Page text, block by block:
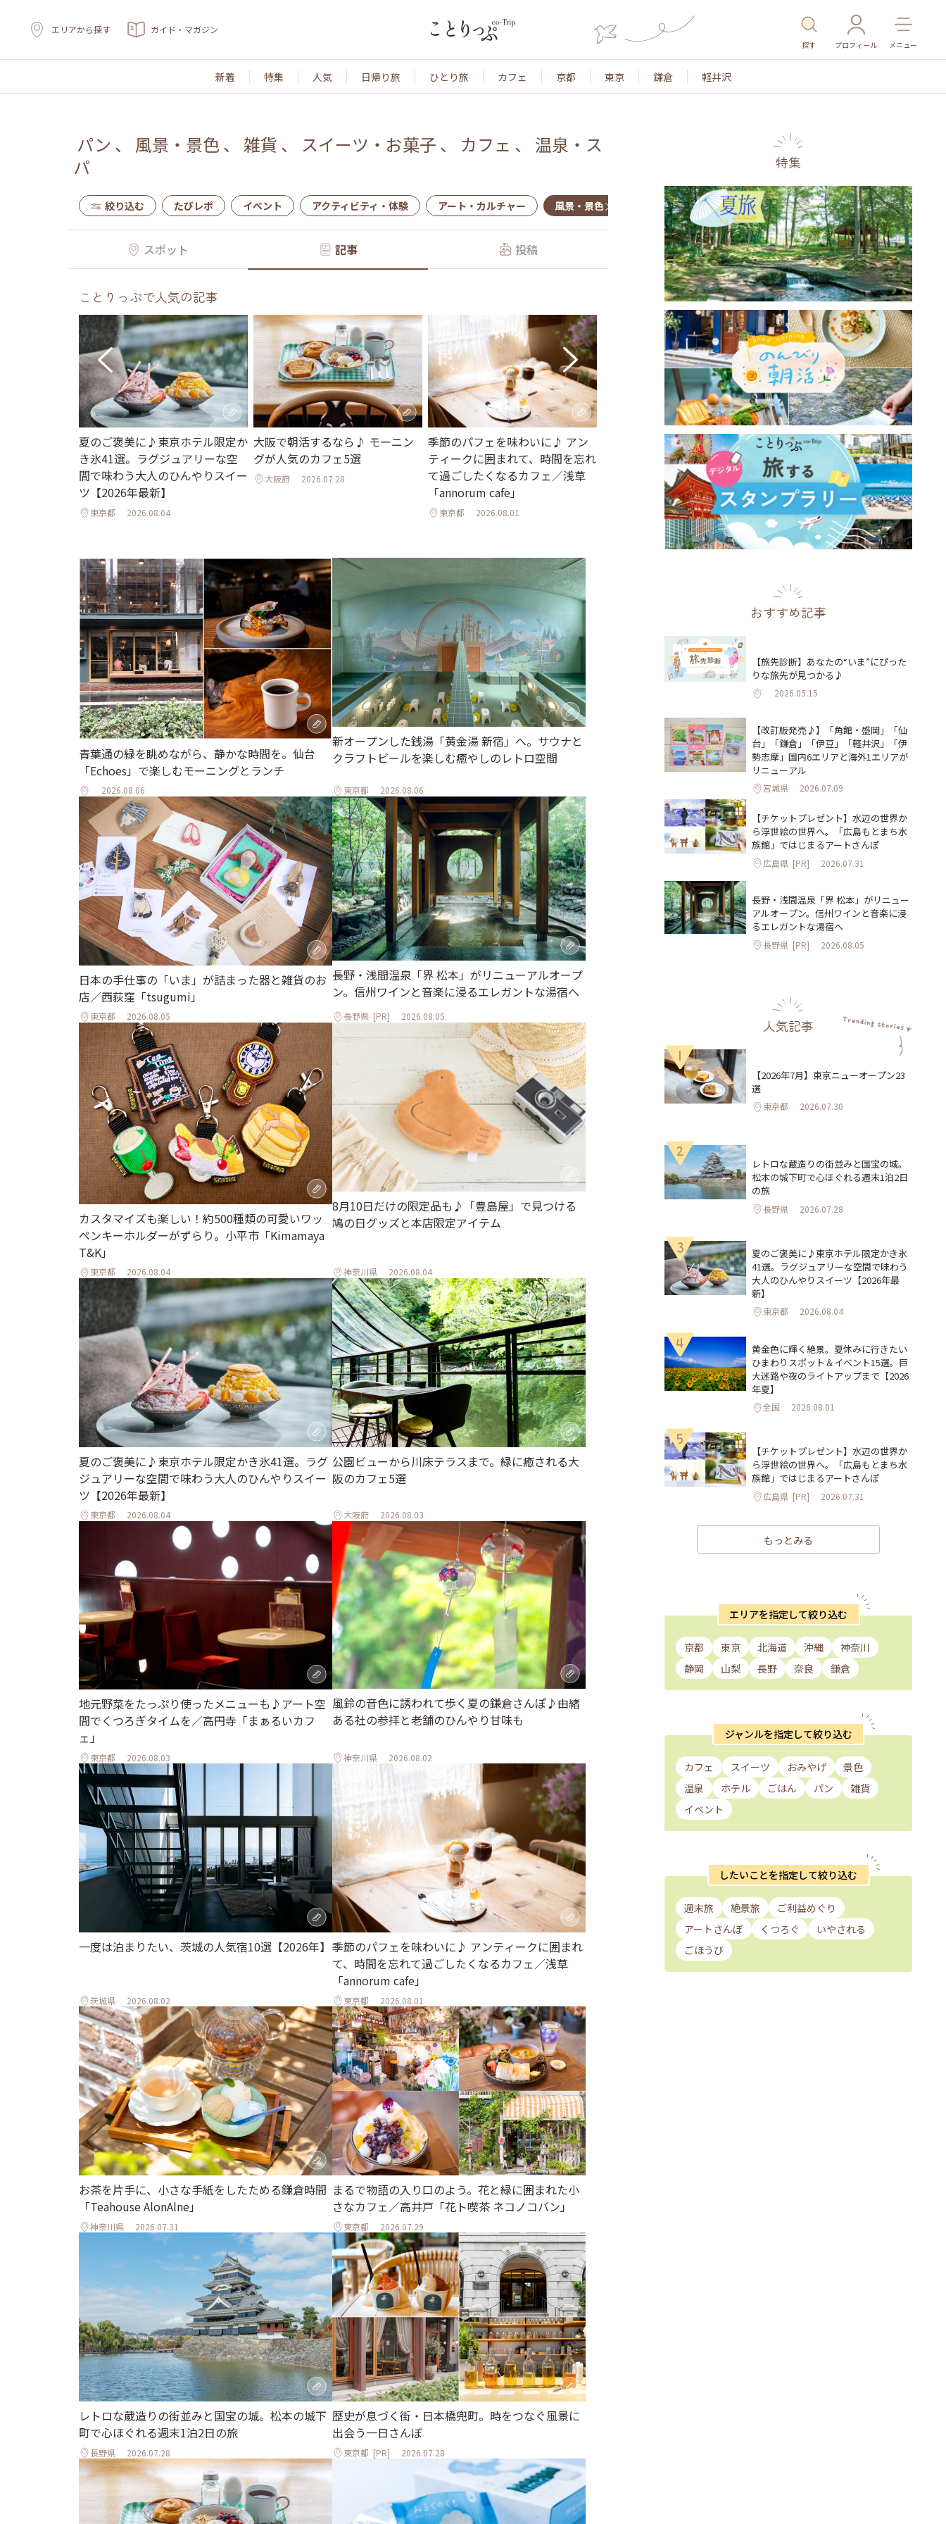
エリアから探す ガイド・マガジン
探す プロフィール メニュー
新着 特集 人気 日帰り旅 ひとり旅 カフェ 京都 東京 鎌倉 軽井沢
パン 、 風景・景色 、 雑貨 、 スイーツ・お菓子 、 カフェ 、 温泉・ス
パ
絞り込む たびレポ イベント アクティビティ・体験 アート・カルチャー 風景・景色 名所・旧跡 温泉・スパ その他施設 ごはん
スポット 記事 投稿
ことりっぷで人気の記事
夏のご褒美に♪東京ホテル限定か
き氷41選。ラグジュアリーな空
間で味わう大人のひんやりスイー
ツ【2026年最新】
東京都 2026.08.04
大阪で朝活するなら♪ モーニン
グが人気のカフェ5選
大阪府 2026.07.28
季節のパフェを味わいに♪ アン
ティークに囲まれて、時間を忘れ
て過ごしたくなるカフェ／浅草
「annorum cafe」
東京都 2026.08.01
まるで物語の入り口のよう。花と
緑に囲まれた小さなカフェ／高井
戸「花ト喫茶 ネコノコバン」
2026.07.29
青葉通の緑を眺めながら、静かな時間を。仙台
「Echoes」で楽しむモーニングとランチ
2026.08.06
新オープンした銭湯「黄金湯 新宿」へ。サウナと
クラフトビールを楽しむ癒やしのレトロ空間
東京都 2026.08.06
日本の手仕事の「いま」が詰まった器と雑貨のお
店／西荻窪「tsugumi」
東京都 2026.08.05
長野・浅間温泉「界 松本」がリニューアルオープ
ン。信州ワインと音楽に浸るエレガントな湯宿へ
長野県 [PR] 2026.08.05
カスタマイズも楽しい！約500種類の可愛いワッ
ペンキーホルダーがずらり。小平市「Kimamaya
T&K」
東京都 2026.08.04
8月10日だけの限定品も♪「豊島屋」で見つける
鳩の日グッズと本店限定アイテム
神奈川県 2026.08.04
夏のご褒美に♪東京ホテル限定かき氷41選。ラグ
ジュアリーな空間で味わう大人のひんやりスイー
ツ【2026年最新】
東京都 2026.08.04
公園ビューから川床テラスまで。緑に癒される大
阪のカフェ5選
大阪府 2026.08.03
地元野菜をたっぷり使ったメニューも♪アート空
間でくつろぎタイムを／高円寺「まぁるいカフ
ェ」
東京都 2026.08.03
風鈴の音色に誘われて歩く夏の鎌倉さんぽ♪由緒
ある社の参拝と老舗のひんやり甘味も
神奈川県 2026.08.02
一度は泊まりたい、茨城の人気宿10選【2026年】
茨城県 2026.08.02
季節のパフェを味わいに♪ アンティークに囲まれ
て、時間を忘れて過ごしたくなるカフェ／浅草
「annorum cafe」
東京都 2026.08.01
お茶を片手に、小さな手紙をしたためる鎌倉時間
「Teahouse AlonAlne」
神奈川県 2026.07.31
まるで物語の入り口のよう。花と緑に囲まれた小
さなカフェ／高井戸「花ト喫茶 ネコノコバン」
東京都 2026.07.29
レトロな蔵造りの街並みと国宝の城。松本の城下
町で心ほぐれる週末1泊2日の旅
長野県 2026.07.28
歴史が息づく街・日本橋兜町。時をつなぐ風景に
出会う一日さんぽ
東京都 [PR] 2026.07.28
特集
おすすめ記事
【旅先診断】あなたの“いま”にぴった
りな旅先が見つかる♪
2026.05.15
【改訂版発売♪】「角館・盛岡」「仙
台」「鎌倉」「伊豆」「軽井沢」「伊
勢志摩」国内6エリアと海外1エリアが
リニューアル
宮城県 2026.07.09
【チケットプレゼント】水辺の世界か
ら浮世絵の世界へ。「広島もとまち水
族館」ではじまるアートさんぽ
広島県 [PR] 2026.07.31
長野・浅間温泉「界 松本」がリニュー
アルオープン。信州ワインと音楽に浸
るエレガントな湯宿へ
長野県 [PR] 2026.08.05
人気記事
1
【2026年7月】東京ニューオープン23
選
東京都 2026.07.30
2
レトロな蔵造りの街並みと国宝の城。
松本の城下町で心ほぐれる週末1泊2日
の旅
長野県 2026.07.28
3
夏のご褒美に♪東京ホテル限定かき氷
41選。ラグジュアリーな空間で味わう
大人のひんやりスイーツ【2026年最
新】
東京都 2026.08.04
4
黄金色に輝く絶景。夏休みに行きたい
ひまわりスポット＆イベント15選。巨
大迷路や夜のライトアップまで【2026
年夏】
全国 2026.08.01
5
【チケットプレゼント】水辺の世界か
ら浮世絵の世界へ。「広島もとまち水
族館」ではじまるアートさんぽ
広島県 [PR] 2026.07.31
もっとみる
エリアを指定して絞り込む
京都 東京 北海道 沖縄
神奈川
静岡
山梨 長野 奈良 鎌倉
ジャンルを指定して絞り込む
カフェ スイーツ おみやげ
景色
温泉
ホテル ごはん パン
雑貨
イベント
したいことを指定して絞り込む
週末旅 絶景旅
ご利益めぐり
アートさんぽ
くつろぐ
いやされる
ごほうび